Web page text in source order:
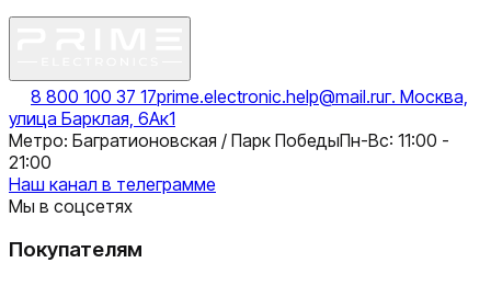
8 800 100 37 17prime.electronic.help@mail.ruг. Москва,
улица Барклая, 6Ак1
Метро: Багратионовская / Парк ПобедыПн-Вс: 11:00 -
21:00
Наш канал в телеграмме
Мы в соцсетях
Покупателям